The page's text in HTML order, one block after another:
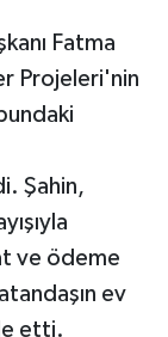
Fatma
Projeleri'nin
Şahin,
ve ödeme
ev
etti.